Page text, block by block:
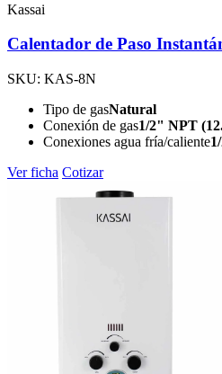
Kassai
Calentador de Paso
SKU: KAS-8N
Tipo de gasNatural
Conexión de gas1/2" NPT
Conexiones agua fría/caliente
Ver ficha Cotizar